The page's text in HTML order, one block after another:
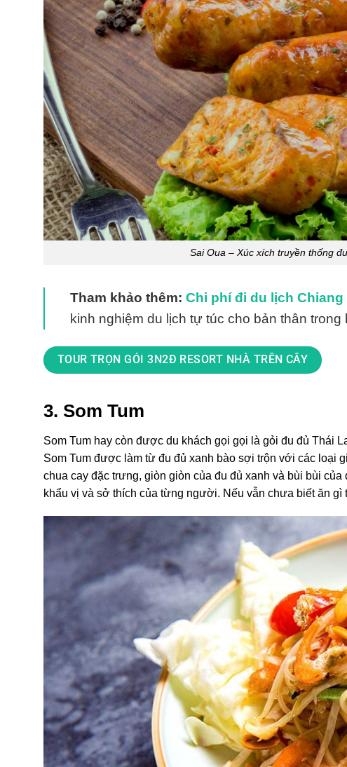
Sai Oua – Xúc xích truyền thống
Tham khảo thêm: Chi phí đi du lịch
kinh nghiệm du lịch tự túc cho bản thân trong
TOUR TRỌN GÓI 3N2Đ RESORT NHÀ TRÊN CÂY
3. Som Tum
Som Tum hay còn được du khách gọi gọi là gỏi đu đủ Thái
Som Tum được làm từ đu đủ xanh bào sợi trộn với các
chua cay đặc trưng, giòn giòn của đu đủ xanh và bùi bùi
khẩu vị và sở thích của từng người. Nếu vẫn chưa biết ăn